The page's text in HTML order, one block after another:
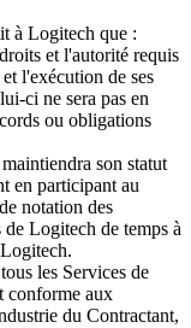
à Logitech que :
et l'autorité requis
l'exécution de ses
ci ne sera pas en
ou obligations
son statut
en participant au
notation des
Logitech de temps à
les Services de
conforme aux
du Contractant,